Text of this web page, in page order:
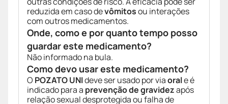
reduzida em caso devômitosou interações
com outros medicamentos.
Onde, como e por quanto tempo posso
guardar este medicamento?
Não informado na bula.
Como devo usar este medicamento?
O POZATO UNIdeve ser usado por viaorale é
indicado para a prevenção de gravidezapós
relação sexual desprotegida ou falha de